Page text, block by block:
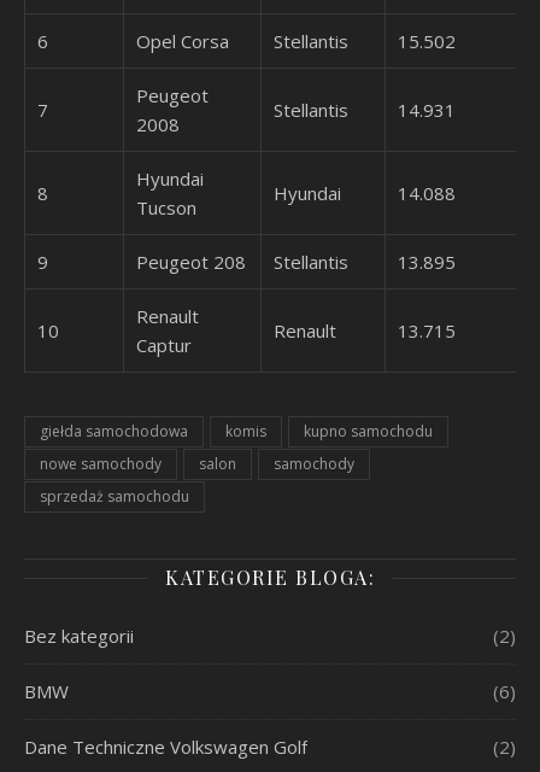
6 Opel Corsa Stellantis 15.502
7
Peugeot
2008
Stellantis 14.931
8
Hyundai
Tucson
Hyundai 14.088
9 Peugeot 208 Stellantis 13.895
10
Renault
Captur
Renault 13.715
giełda samochodowa komis
kupno samochodu
nowe samochody
salon
samochody
sprzedaż samochodu
KATEGORIE BLOGA:
Bez kategorii (2)
BMW (6)
Dane Techniczne Volkswagen Golf (2)